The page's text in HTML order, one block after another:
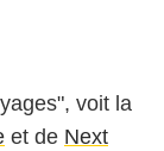
voit la
et de Next